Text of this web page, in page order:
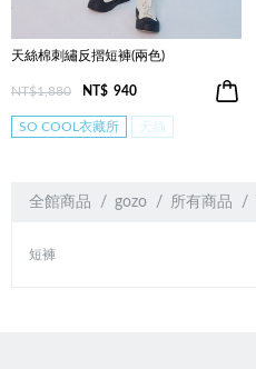
天絲棉刺繡反摺短褲(兩色)
NT$1,880 NT$ 940
SO COOL衣藏所 天絲
全館商品 gozo 所有商品
短褲